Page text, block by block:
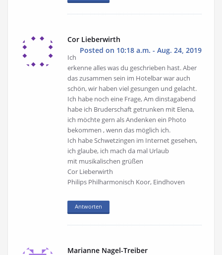
Cor Lieberwirth
Posted on 10:18 a.m. - Aug. 24, 2019
Ich
erkenne alles was du geschrieben hast. Aber
das zusammen sein im Hotelbar war auch
schön, wir haben viel gesungen und gelacht.
Ich habe noch eine Frage, Am dinstagabend
habe ich Bruderschaft getrunken mit Elena,
ich möchte gern als Andenken ein Photo
bekommen , wenn das möglich ich.
Ich habe Schwetzingen im Internet gesehen,
ich glaube, ich mach da mal Urlaub
mit musikalischen grüßen
Cor Lieberwirth
Philips Philharmonisch Koor, Eindhoven
Antworten
Marianne Nagel-Treiber